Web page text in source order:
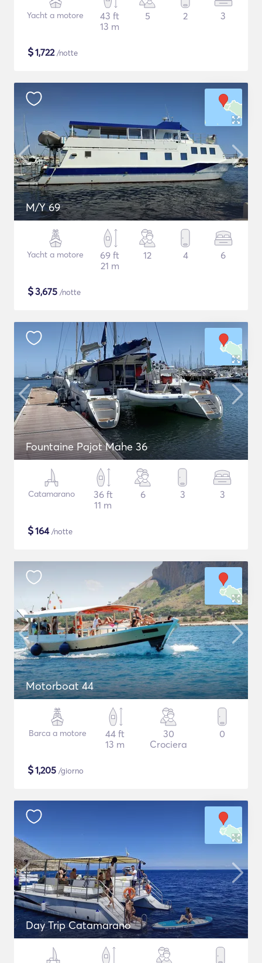
Yacht a motore
43 ft
13 m
5 2 3
$1,722/notte
M/Y 69
Yacht a motore
69 ft
21 m
12 4 6
$3,675 /notte
Fountaine Pajot Mahe 36
Catamarano
36 ft
11 m
6 3 3
$164/notte
Motorboat 44
Barca a motore
44 ft
13 m
30
Crociera
0
$1,205 /giorno
Day Trip Catamarano